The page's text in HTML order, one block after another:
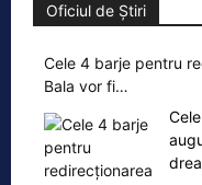
Oficiul de Știri
Cele 4 barje pentru
Bala vor fi…